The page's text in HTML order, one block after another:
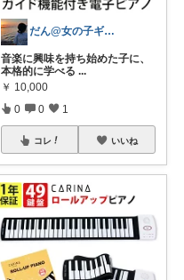
だん@女の子ギフト｜4･5歳向け厳選🎁
音楽に興味を持ち始めた子に、
本格的に学べる ...
￥ 10,000
0 0 1
コレ いいね